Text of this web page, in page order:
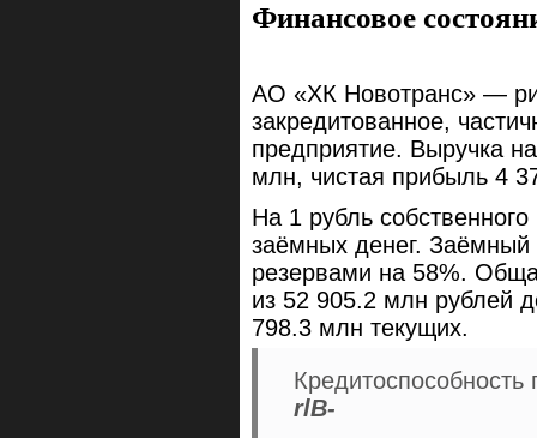
Финансовое
АО «ХК Новотранс» —
закредитованное,
предприятие. Выручка
млн, чистая прибыль 4
На 1 рубль
заёмных денег. Заёмный
резервами на 58%.
из 52 905.2 млн рублей
798.3 млн текущих.
rlB-